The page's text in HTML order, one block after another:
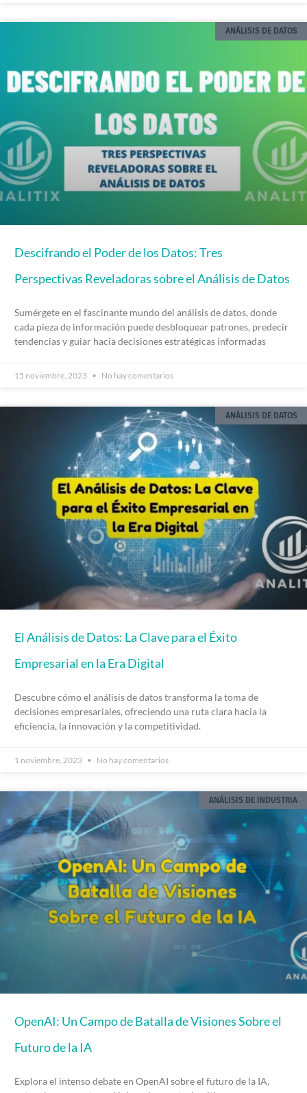
ANÁLISIS DE DATOS
Descifrando el Poder de los Datos: Tres
Perspectivas Reveladoras sobre el Análisis de Datos
Sumérgete en el fascinante mundo del análisis de datos, donde
cada pieza de información puede desbloquear patrones, predecir
tendencias y guiar hacia decisiones estratégicas informadas
15 noviembre, 2023 No hay comentarios
ANÁLISIS DE DATOS
El Análisis de Datos: La Clave para el Éxito
Empresarial en la Era Digital
Descubre cómo el análisis de datos transforma la toma de
decisiones empresariales, ofreciendo una ruta clara hacia la
eficiencia, la innovación y la competitividad.
1 noviembre, 2023 No hay comentarios
ANÁLISIS DE INDUSTRIA
OpenAI: Un Campo de Batalla de Visiones Sobre el
Futuro de la IA
Explora el intenso debate en OpenAI sobre el futuro de la IA,